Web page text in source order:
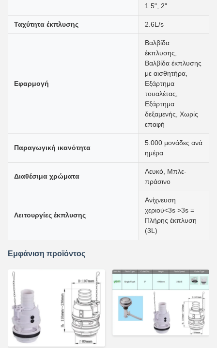
1.5", 2"
Ταχύτητα έκπλυσης 2.6L/s
Εφαρμογή
Βαλβίδα
έκπλυσης,
Βαλβίδα έκπλυσης
με αισθητήρα,
Εξάρτημα
τουαλέτας,
Εξάρτημα
δεξαμενής, Χωρίς
επαφή
Παραγωγική ικανότητα
5.000 μονάδες ανά
ημέρα
Διαθέσιμα χρώματα
Λευκό, Μπλε-
πράσινο
Λειτουργίες έκπλυσης
Ανίχνευση
χεριού<3s >3s =
Πλήρης έκπλυση
(3L)
Εμφάνιση προϊόντος